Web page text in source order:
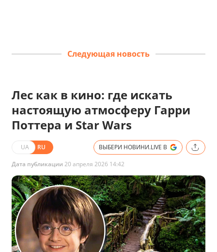
Следующая новость
Лес как в кино: где искать
настоящую атмосферу Гарри
Поттера и Star Wars
UA RU ВЫБЕРИ НОВИНИ.LIVE В
Дата публикации 20 апреля 2026 14:42